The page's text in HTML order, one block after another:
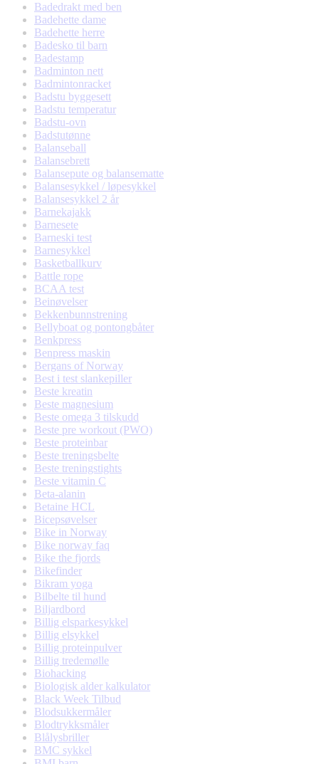
Badedrakt med ben
Badehette dame
Badehette herre
Badesko til barn
Badestamp
Badminton nett
Badmintonracket
Badstu byggesett
Badstu temperatur
Badstu-ovn
Badstutønne
Balanseball
Balansebrett
Balansepute og balansematte
Balansesykkel / løpesykkel
Balansesykkel 2 år
Barnekajakk
Barnesete
Barneski test
Barnesykkel
Basketballkurv
Battle rope
BCAA test
Beinøvelser
Bekkenbunnstrening
Bellyboat og pontongbåter
Benkpress
Benpress maskin
Bergans of Norway
Best i test slankepiller
Beste kreatin
Beste magnesium
Beste omega 3 tilskudd
Beste pre workout (PWO)
Beste proteinbar
Beste treningsbelte
Beste treningstights
Beste vitamin C
Beta-alanin
Betaine HCL
Bicepsøvelser
Bike in Norway
Bike norway faq
Bike the fjords
Bikefinder
Bikram yoga
Bilbelte til hund
Biljardbord
Billig elsparkesykkel
Billig elsykkel
Billig proteinpulver
Billig tredemølle
Biohacking
Biologisk alder kalkulator
Black Week Tilbud
Blodsukkermåler
Blodtrykksmåler
Blålysbriller
BMC sykkel